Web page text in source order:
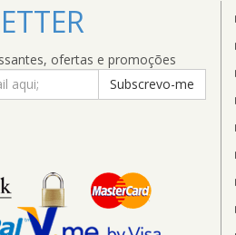
ofertas e promoções
Subscrevo-me